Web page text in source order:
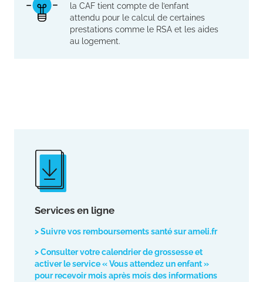
la CAF tient compte de l’enfant
attendu pour le calcul de certaines
prestations comme le RSA et les aides
au logement.
Services en ligne
> Suivre vos remboursements santé sur ameli.fr
> Consulter votre calendrier de grossesse et
activer le service « Vous attendez un enfant »
pour recevoir mois après mois des informations